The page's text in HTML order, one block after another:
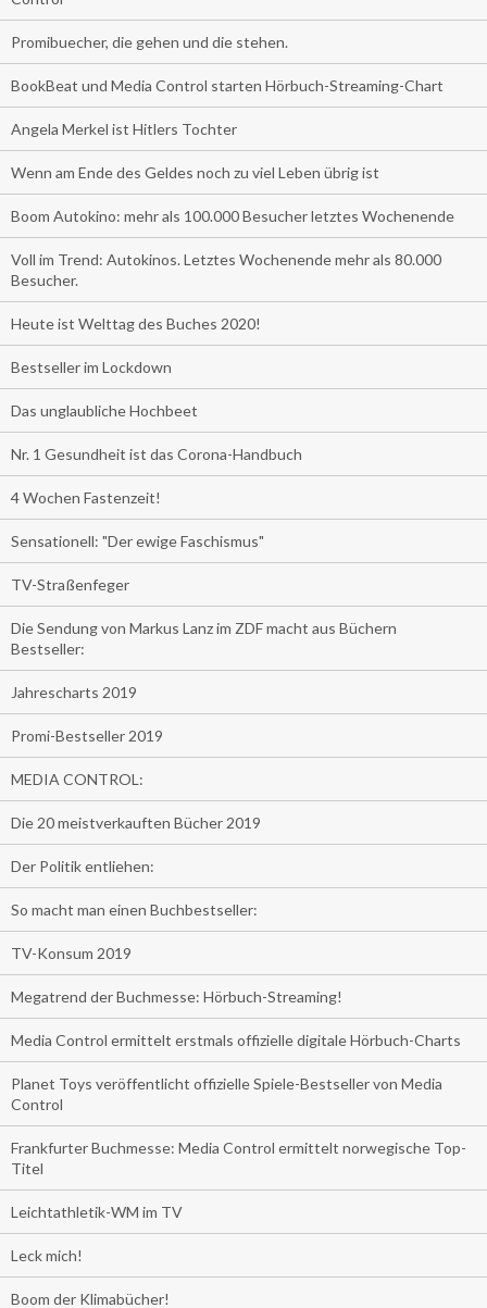
Promibuecher, die gehen und die stehen.
BookBeat und Media Control starten Hörbuch-Streaming-Chart
Angela Merkel ist Hitlers Tochter
Wenn am Ende des Geldes noch zu viel Leben übrig ist
Boom Autokino: mehr als 100.000 Besucher letztes Wochenende
Voll im Trend: Autokinos. Letztes Wochenende mehr als 80.000
Besucher.
Heute ist Welttag des Buches 2020!
Bestseller im Lockdown
Das unglaubliche Hochbeet
Nr. 1 Gesundheit ist das Corona-Handbuch
4 Wochen Fastenzeit!
Sensationell: "Der ewige Faschismus"
TV-Straßenfeger
Die Sendung von Markus Lanz im ZDF macht aus Büchern
Bestseller:
Jahrescharts 2019
Promi-Bestseller 2019
MEDIA CONTROL:
Die 20 meistverkauften Bücher 2019
Der Politik entliehen:
So macht man einen Buchbestseller:
TV-Konsum 2019
Megatrend der Buchmesse: Hörbuch-Streaming!
Media Control ermittelt erstmals offizielle digitale Hörbuch-Charts
Planet Toys veröffentlicht offizielle Spiele-Bestseller von Media
Control
Frankfurter Buchmesse: Media Control ermittelt norwegische Top-
Titel
Leichtathletik-WM im TV
Leck mich!
Boom der Klimabücher!